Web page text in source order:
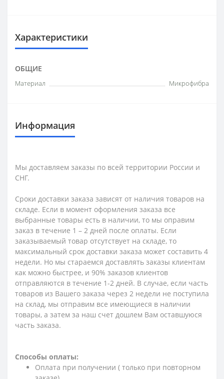
Характеристики
ОБЩИЕ
Материал Микрофибра
Информация
Мы доставляем заказы по всей территории России и
СНГ.
Сроки доставки заказа зависят от наличия товаров на
складе. Если в момент оформления заказа все
выбранные товары есть в наличии, то мы оправим
заказ в течение 1 – 2 дней после оплаты. Если
заказываемый товар отсутствует на складе, то
максимальный срок доставки заказа может составить 4
недели. Но мы стараемся доставлять заказы клиентам
как можно быстрее, и 90% заказов клиентов
отправляются в течение 1-2 дней. В случае, если часть
товаров из Вашего заказа через 2 недели не поступила
на склад, мы отправим все имеющиеся в наличии
товары, а затем за наш счет дошлем Вам оставшуюся
часть заказа.
Способы оплаты:
Оплата при получении ( только при повторном